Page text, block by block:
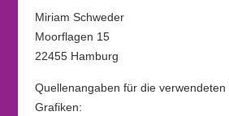
Miriam Schweder
Moorflagen 15
22455 Hamburg
Quellenangaben für die verwendeten
Grafiken: